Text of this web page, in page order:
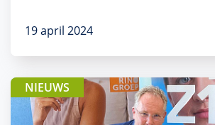
19 april 2024
NIEUWS